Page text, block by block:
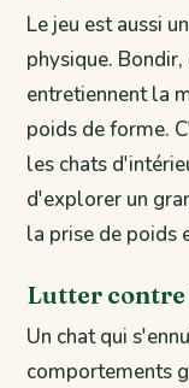
Le jeu est aussi
physique.
entretiennent la
poids de forme.
les chats
d'explorer un
la prise de poids
Lutter contre
Un chat qui
comportements